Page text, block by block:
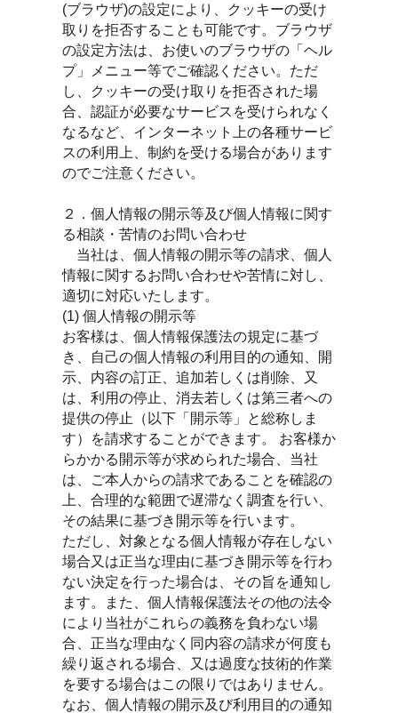
(ブラウザ)の設定により、クッキーの受け
取りを拒否することも可能です。ブラウザ
の設定方法は、お使いのブラウザの「ヘル
プ」メニュー等でご確認ください。ただ
し、クッキーの受け取りを拒否された場
合、認証が必要なサービスを受けられなく
なるなど、インターネット上の各種サービ
スの利用上、制約を受ける場合があります
のでご注意ください。
２．個人情報の開示等及び個人情報に関す
る相談・苦情のお問い合わせ
当社は、個人情報の開示等の請求、個人
情報に関するお問い合わせや苦情に対し、
適切に対応いたします。
(1) 個人情報の開示等
お客様は、個人情報保護法の規定に基づ
き、自己の個人情報の利用目的の通知、開
示、内容の訂正、追加若しくは削除、又
は、利用の停止、消去若しくは第三者への
提供の停止（以下「開示等」と総称しま
す）を請求することができます。 お客様か
らかかる開示等が求められた場合、当社
は、ご本人からの請求であることを確認の
上、合理的な範囲で遅滞なく調査を行い、
その結果に基づき開示等を行います。
ただし、対象となる個人情報が存在しない
場合又は正当な理由に基づき開示等を行わ
ない決定を行った場合は、その旨を通知し
ます。また、個人情報保護法その他の法令
により当社がこれらの義務を負わない場
合、正当な理由なく同内容の請求が何度も
繰り返される場合、又は過度な技術的作業
を要する場合はこの限りではありません。
なお、個人情報の開示及び利用目的の通知